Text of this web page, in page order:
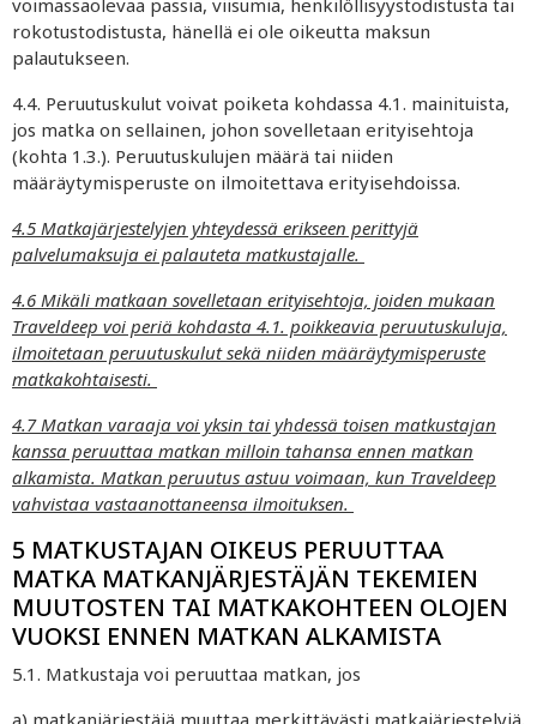
voimassaolevaa passia, viisumia, henkilöllisyystodistusta tai
rokotustodistusta, hänellä ei ole oikeutta maksun
palautukseen.
4.4. Peruutuskulut voivat poiketa kohdassa 4.1. mainituista,
jos matka on sellainen, johon sovelletaan erityisehtoja
(kohta 1.3.). Peruutuskulujen määrä tai niiden
määräytymisperuste on ilmoitettava erityisehdoissa.
4.5 Matkajärjestelyjen yhteydessä erikseen perittyjä
palvelumaksuja ei palauteta matkustajalle.
4.6 Mikäli matkaan sovelletaan erityisehtoja, joiden mukaan
Traveldeep voi periä kohdasta 4.1. poikkeavia peruutuskuluja,
ilmoitetaan peruutuskulut sekä niiden määräytymisperuste
matkakohtaisesti.
4.7 Matkan varaaja voi yksin tai yhdessä toisen matkustajan
kanssa peruuttaa matkan milloin tahansa ennen matkan
alkamista. Matkan peruutus astuu voimaan, kun Traveldeep
vahvistaa vastaanottaneensa ilmoituksen.
5 MATKUSTAJAN OIKEUS PERUUTTAA
MATKA MATKANJÄRJESTÄJÄN TEKEMIEN
MUUTOSTEN TAI MATKAKOHTEEN OLOJEN
VUOKSI ENNEN MATKAN ALKAMISTA
5.1. Matkustaja voi peruuttaa matkan, jos